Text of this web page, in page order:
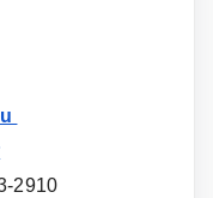
2910